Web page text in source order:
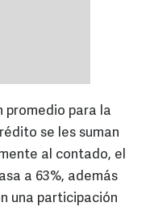
promedio para la
se les suman
al contado, el
a 63%, además
una participación